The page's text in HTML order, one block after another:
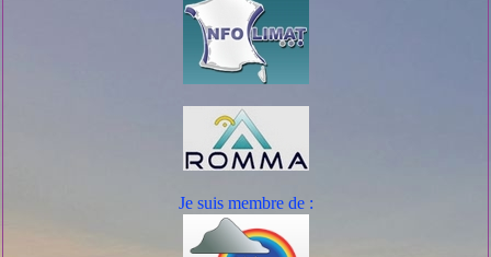
Je suis membre de :